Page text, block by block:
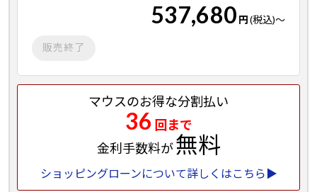
537,680 円(税込)～
販売終了
マウスのお得な分割払い
36 回まで
金利手数料が無料
ショッピングローンについて詳しくはこちら▶